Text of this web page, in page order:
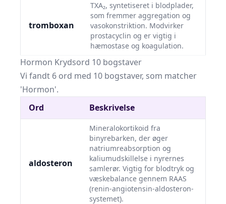
tromboxan
TXA₂, syntetiseret i blodplader,
som fremmer aggregation og
vasokonstriktion. Modvirker
prostacyclin og er vigtig i
hæmostase og koagulation.
Hormon Krydsord 10 bogstaver
Vi fandt 6 ord med 10 bogstaver, som matcher
'Hormon'.
Ord
Beskrivelse
aldosteron
Mineralokortikoid fra
binyrebarken, der øger
natriumreabsorption og
kaliumudskillelse i nyrernes
samlerør. Vigtig for blodtryk og
væskebalance gennem RAAS
(renin-angiotensin-aldosteron-
systemet).